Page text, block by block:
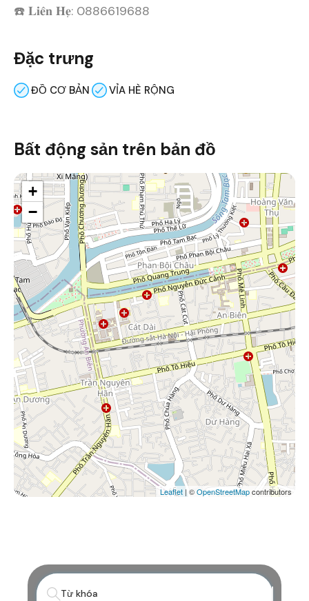
☎️ 𝐋𝐢𝐞̂𝐧 𝐇𝐞̣: 0886619688
Đặc trưng
ĐỒ CƠ BẢN VỈA HÈ RỘNG
Bất động sản trên bản đồ
+
−
Leaflet | ©OpenStreetMapcontributors